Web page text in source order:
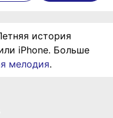
история
iPhone. Больше
мелодия.